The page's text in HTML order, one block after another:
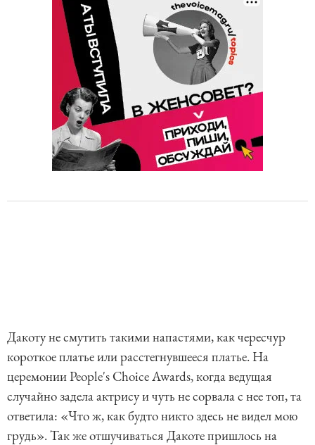
Дакоту не смутить такими напастями, как чересчур
короткое платье или расстегнувшееся платье. На
церемонии People's Choice Awards, когда ведущая
случайно задела актрису и чуть не сорвала с нее топ, та
ответила: «Что ж, как будто никто здесь не видел мою
грудь». Так же отшучиваться Дакоте пришлось на